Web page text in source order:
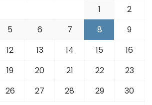
1
2
5 6 7 8
9
12 13 14 15
16
19 20 21 22
23
26 27 28 29
30